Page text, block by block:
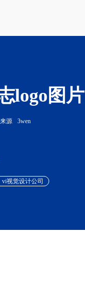
logo图片
来源 3wen
视觉设计公司